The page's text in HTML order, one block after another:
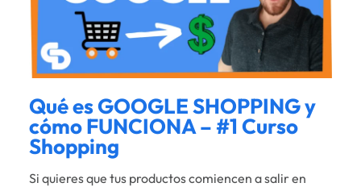
Qué es GOOGLE SHOPPING y
cómo FUNCIONA – #1 Curso
Shopping
Si quieres que tus productos comiencen a salir en